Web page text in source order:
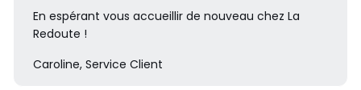
En espérant vous accueillir de nouveau chez La
Redoute !
Caroline, Service Client